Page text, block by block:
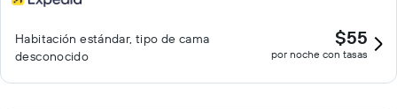
Habitación estándar, tipo de cama
desconocido
$55
por noche con tasas